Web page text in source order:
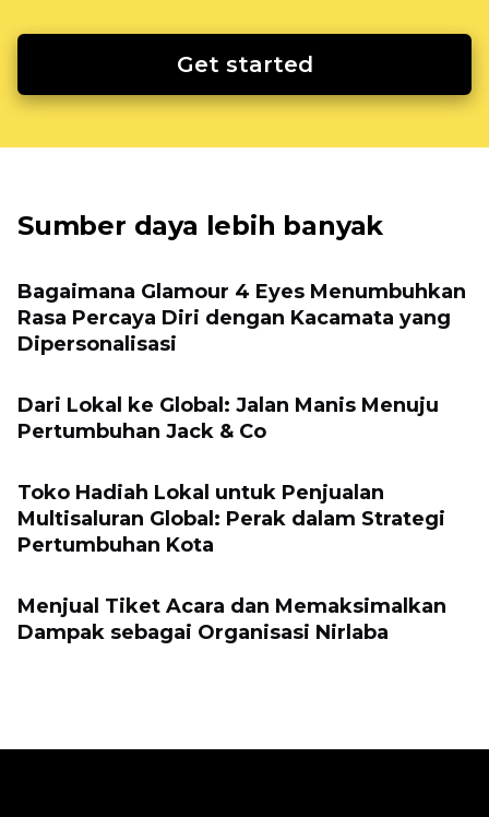
Get started
Sumber daya lebih banyak
Bagaimana Glamour 4 Eyes Menumbuhkan
Rasa Percaya Diri dengan Kacamata yang
Dipersonalisasi
Dari Lokal ke Global: Jalan Manis Menuju
Pertumbuhan Jack & Co
Toko Hadiah Lokal untuk Penjualan
Multisaluran Global: Perak dalam Strategi
Pertumbuhan Kota
Menjual Tiket Acara dan Memaksimalkan
Dampak sebagai Organisasi Nirlaba